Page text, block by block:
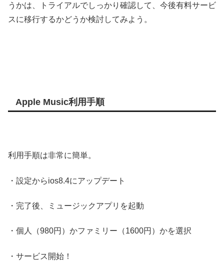
うかは、トライアルでしっかり確認して、今後有料サービ
スに移行するかどうか検討してみよう。
Apple Music利用手順
利用手順は非常に簡単。
・設定からios8.4にアップデート
・完了後、ミュージックアプリを起動
・個人（980円）かファミリー（1600円）かを選択
・サービス開始！